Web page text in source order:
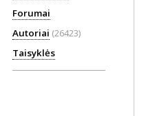
Forumai
Autoriai (26423)
Taisyklės